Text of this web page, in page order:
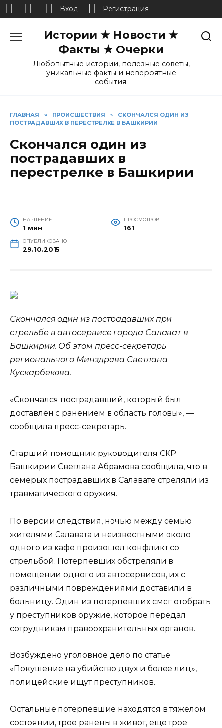
Истории ★ Новости ★
Факты ★ Очерки
Любопытные истории, полезные советы,
уникальные факты и невероятные
события.
ГЛАВНАЯ » ПРОИСШЕСТВИЯ »
СКОНЧАЛСЯ ОДИН ИЗ
ПОСТРАДАВШИХ В ПЕРЕСТРЕЛКЕ В БАШКИРИИ
Скончался один из
пострадавших в
перестрелке в Башкирии
НА ЧТЕНИЕ
1 мин
ПРОСМОТРОВ
161
ОПУБЛИКОВАНО
29.10.2015
Скончался один из пострадавших при
стрельбе в автосервисе города Салават в
Башкирии. Об этом пресс-секретарь
регионального Минздрава Светлана
Кускарбекова.
«Скончался пострадавший, который был
доставлен с ранением в область головы», —
сообщила пресс-секретарь.
Старший помощник руководителя СКР
Башкирии Светлана Абрамова сообщила, что в
семерых пострадавших в Салавате стреляли из
травматического оружия.
По версии следствия, ночью между семью
жителями Салавата и неизвестными около
одного из кафе произошел конфликт со
стрельбой. Потерпевших обстреляли в
помещении одного из автосервисов, их с
различными повреждениями доставили в
больницу. Один из потерпевших смог отобрать
у преступников оружие, которое передал
сотрудникам правоохранительных органов.
Возбуждено уголовное дело по статье
«Покушение на убийство двух и более лиц»,
полицейские ищут преступников.
Остальные потерпевшие находятся в тяжелом
состоянии, трое ранены в живот, еще трое
Вход Регистрация